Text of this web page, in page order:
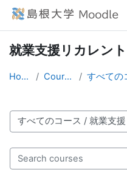
Skip to main content
就業支援リカレン
Home Courses
Course categories
Search courses